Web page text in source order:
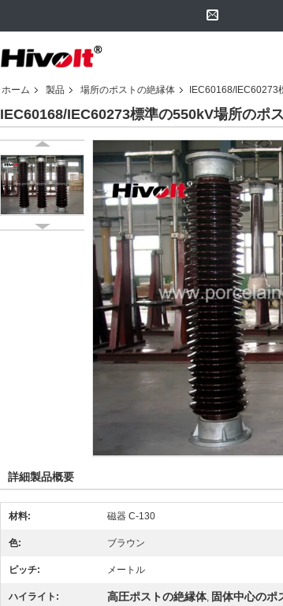
ホーム 製品 場所のポストの絶縁体 IEC60168/
IEC60168/IEC60273標準の550kV場所のポ
詳細製品概要
材料: 磁器 C-130
色: ブラウン
ピッチ: メートル
ハイライト: 高圧ポストの絶縁体, 固体中心のポ